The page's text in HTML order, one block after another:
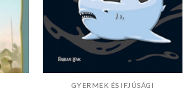
GYERMEK ÉS IFJÚSÁGI